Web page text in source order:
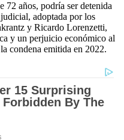
72 años, podría ser detenida
adoptada por los
y Ricardo Lorenzetti,
y un perjuicio económico al
condena emitida en 2022.